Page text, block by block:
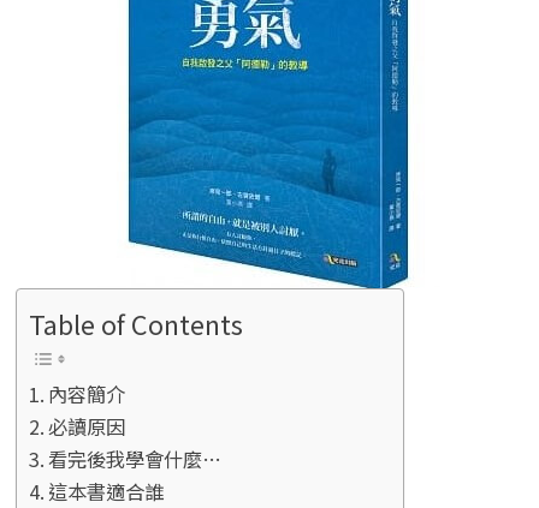
Table of Contents
內容簡介
必讀原因
看完後我學會什麼…
這本書適合誰